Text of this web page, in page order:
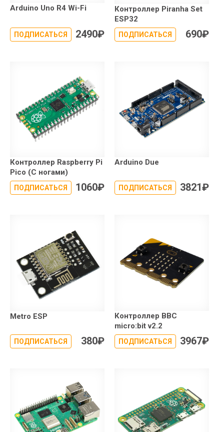
Arduino Uno R4 Wi-Fi
ПОДПИСАТЬСЯ 2490₽
Контроллер Piranha Set
ESP32
ПОДПИСАТЬСЯ 690₽
Контроллер Raspberry Pi
Pico (С ногами)
ПОДПИСАТЬСЯ 1060₽
Arduino Due
ПОДПИСАТЬСЯ 3821₽
Metro ESP
ПОДПИСАТЬСЯ 380₽
Контроллер BBC
micro:bit v2.2
ПОДПИСАТЬСЯ 3967₽